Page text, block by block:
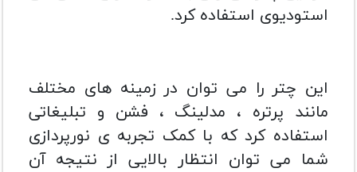
استودیوی استفاده کرد.
این چتر را می توان در زمینه های مختلف
مانند پرتره ، مدلینگ ، فشن و تبلیغاتی
استفاده کرد که با کمک تجربه ی نورپردازی
شما می توان انتظار بالایی از نتیجه آن